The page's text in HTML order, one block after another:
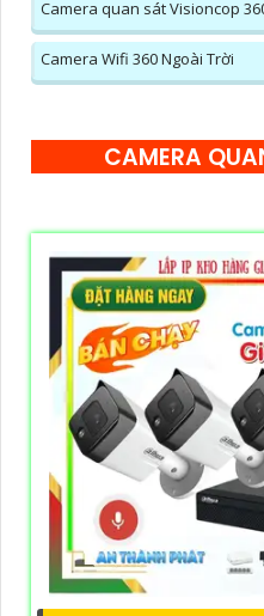
Camera quan sát Visioncop
Camera Wifi 360 Ngoài Trời
CAMERA